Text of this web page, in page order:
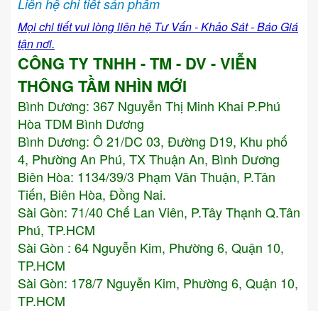
Liên hệ chi tiết sản phẩm
Mọi chi tiết vui lòng liên hệ Tư Vấn - Khảo Sát - Báo Giá
tận nơi.
CÔNG TY TNHH - TM - DV - VIỄN
THÔNG TẦM NHÌN MỚI
Bình Dương: 367 Nguyễn Thị Minh Khai P.Phú
Hòa TDM Bình Dương
Bình Dương: Ô 21/DC 03, Đường D19, Khu phố
4, Phường An Phú, TX Thuận An, Bình Dương
Biên Hòa: 1134/39/3 Phạm Văn Thuận, P.Tân
Tiến, Biên Hòa, Đồng Nai.
Sài Gòn: 71/40 Chế Lan Viên, P.Tây Thạnh Q.Tân
Phú, TP.HCM
Sài Gòn : 64 Nguyễn Kim, Phường 6, Quận 10,
TP.HCM
Sài Gòn: 178/7 Nguyễn Kim, Phường 6, Quận 10,
TP.HCM